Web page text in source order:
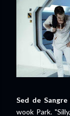
Sed de Sangre
wook Park.